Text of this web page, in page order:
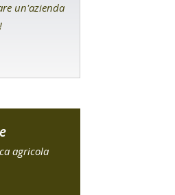
un'azienda
agricola